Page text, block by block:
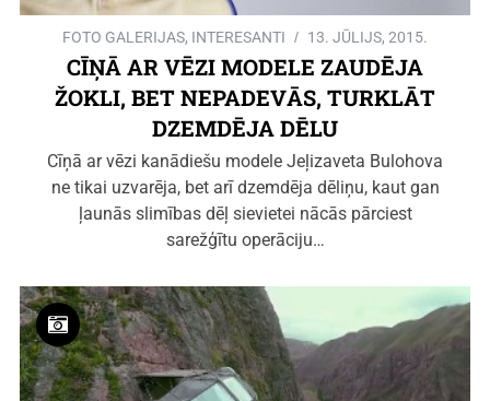
FOTO GALERIJAS, INTERESANTI 13. JŪLIJS, 2015.
CĪŅĀ AR VĒZI MODELE ZAUDĒJA
ŽOKLI, BET NEPADEVĀS, TURKLĀT
DZEMDĒJA DĒLU
Cīņā ar vēzi kanādiešu modele Jeļizaveta Bulohova
ne tikai uzvarēja, bet arī dzemdēja dēliņu, kaut gan
ļaunās slimības dēļ sievietei nācās pārciest
sarežģītu operāciju…